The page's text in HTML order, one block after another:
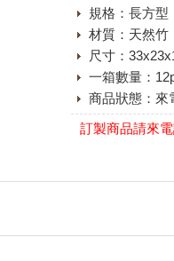
規格：長方型
材質：天然竹
尺寸：
一箱數量：
商品狀態：來
訂製商品請來